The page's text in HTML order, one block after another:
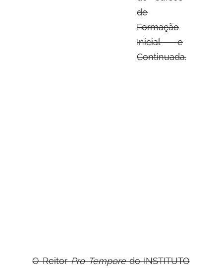
de
Formação
Inicial e
Continuada.
O ReitorPro Temporedo INSTITUTO